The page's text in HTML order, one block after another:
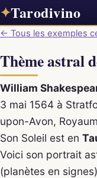
✦Tarodivino
← Tous les exemples
Thème astral
William
3 mai 1564 à
upon-Avon,
Son Soleil est en
Voici son portrait
(planètes en